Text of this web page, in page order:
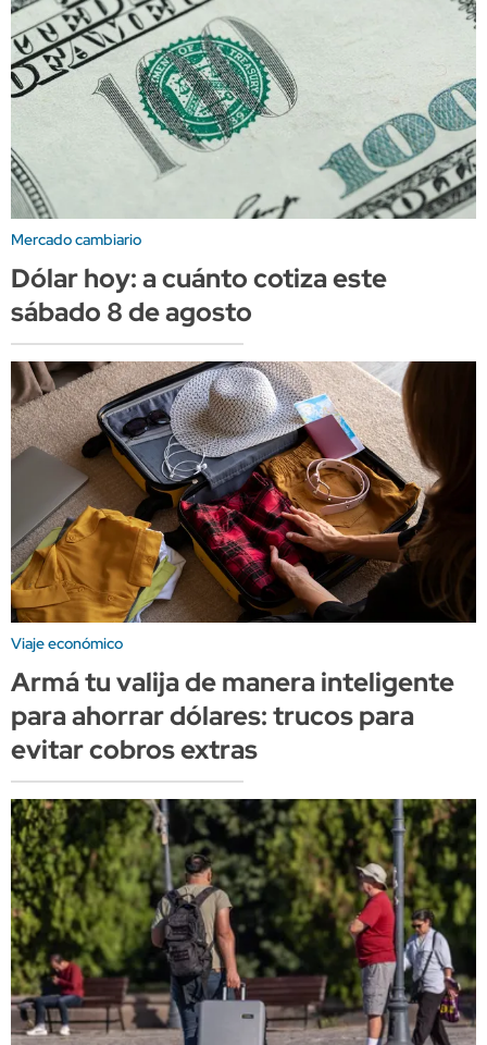
Mercado cambiario
Dólar hoy: a cuánto cotiza este
sábado 8 de agosto
Viaje económico
Armá tu valija de manera inteligente
para ahorrar dólares: trucos para
evitar cobros extras